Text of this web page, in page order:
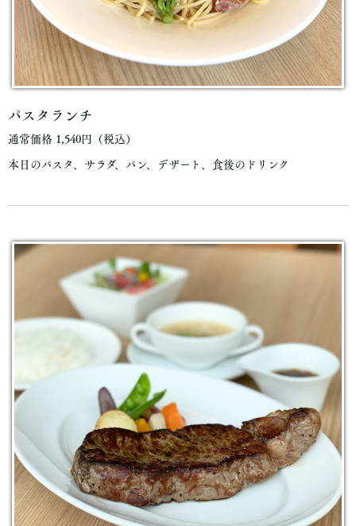
パスタランチ
通常価格 1,540円（税込）
本日のパスタ、サラダ、パン、デザート、食後のドリンク